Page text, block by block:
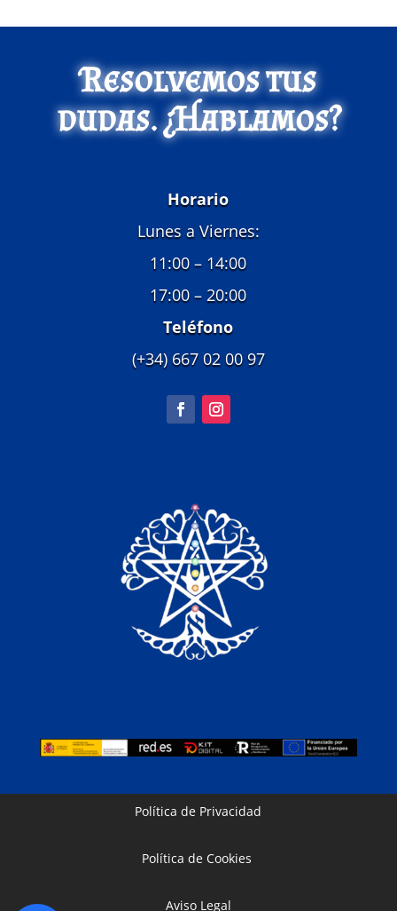
Resolvemos tus
dudas. ¿Hablamos?
Horario
Lunes a Viernes:
11:00 – 14:00
17:00 – 20:00
Teléfono
(+34) 667 02 00 97
Política de Privacidad
Política de Cookies
Aviso Legal